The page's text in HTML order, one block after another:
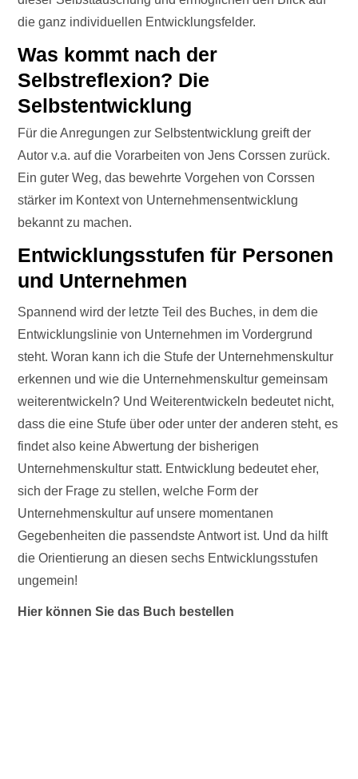
die ganz individuellen Entwicklungsfelder.
Was kommt nach der
Selbstreflexion? Die
Selbstentwicklung
Für die Anregungen zur Selbstentwicklung greift der
Autor v.a. auf die Vorarbeiten von Jens Corssen zurück.
Ein guter Weg, das bewehrte Vorgehen von Corssen
stärker im Kontext von Unternehmensentwicklung
bekannt zu machen.
Entwicklungsstufen für Personen
und Unternehmen
Spannend wird der letzte Teil des Buches, in dem die
Entwicklungslinie von Unternehmen im Vordergrund
steht. Woran kann ich die Stufe der Unternehmenskultur
erkennen und wie die Unternehmenskultur gemeinsam
weiterentwickeln? Und Weiterentwickeln bedeutet nicht,
dass die eine Stufe über oder unter der anderen steht, es
findet also keine Abwertung der bisherigen
Unternehmenskultur statt. Entwicklung bedeutet eher,
sich der Frage zu stellen, welche Form der
Unternehmenskultur auf unsere momentanen
Gegebenheiten die passendste Antwort ist. Und da hilft
die Orientierung an diesen sechs Entwicklungsstufen
ungemein!
Hier können Sie das Buch bestellen